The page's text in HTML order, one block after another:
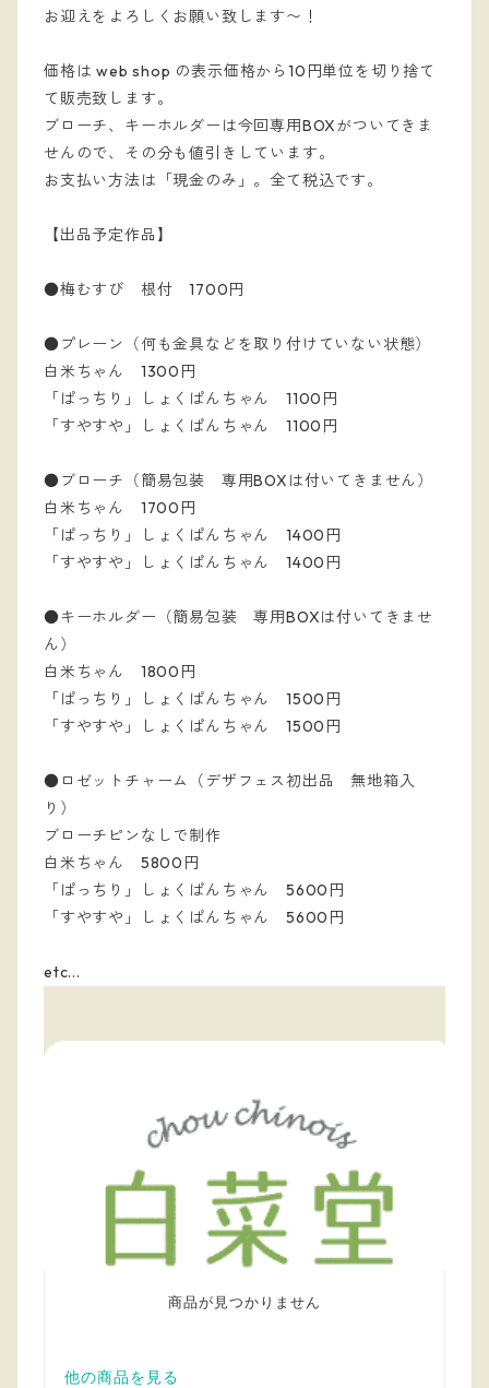
お迎えをよろしくお願い致します〜！
価格は web shop の表示価格から10円単位を切り捨て
て販売致します。
ブローチ、キーホルダーは今回専用BOXがついてきま
せんので、その分も値引きしています。
お支払い方法は「現金のみ」。全て税込です。
【出品予定作品】
●梅むすび 根付 1700円
●プレーン（何も金具などを取り付けていない状態）
白米ちゃん 1300円
「ぱっちり」しょくぱんちゃん 1100円
「すやすや」しょくぱんちゃん 1100円
●ブローチ（簡易包装 専用BOXは付いてきません）
白米ちゃん 1700円
「ぱっちり」しょくぱんちゃん 1400円
「すやすや」しょくぱんちゃん 1400円
●キーホルダー（簡易包装 専用BOXは付いてきませ
ん）
白米ちゃん 1800円
「ぱっちり」しょくぱんちゃん 1500円
「すやすや」しょくぱんちゃん 1500円
●ロゼットチャーム（デザフェス初出品 無地箱入
り）
ブローチピンなしで制作
白米ちゃん 5800円
「ぱっちり」しょくぱんちゃん 5600円
「すやすや」しょくぱんちゃん 5600円
etc...